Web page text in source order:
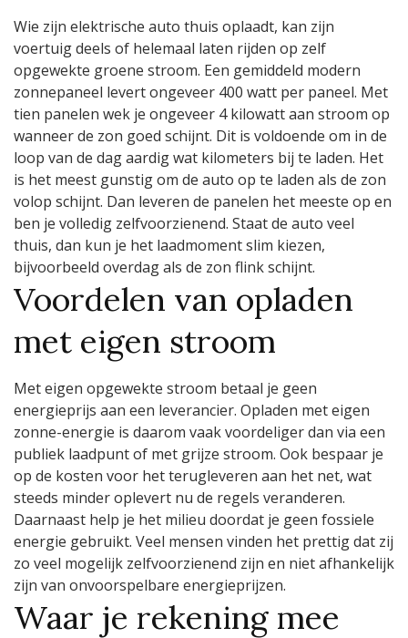
Wie zijn elektrische auto thuis oplaadt, kan zijn
voertuig deels of helemaal laten rijden op zelf
opgewekte groene stroom. Een gemiddeld modern
zonnepaneel levert ongeveer 400 watt per paneel. Met
tien panelen wek je ongeveer 4 kilowatt aan stroom op
wanneer de zon goed schijnt. Dit is voldoende om in de
loop van de dag aardig wat kilometers bij te laden. Het
is het meest gunstig om de auto op te laden als de zon
volop schijnt. Dan leveren de panelen het meeste op en
ben je volledig zelfvoorzienend. Staat de auto veel
thuis, dan kun je het laadmoment slim kiezen,
bijvoorbeeld overdag als de zon flink schijnt.
Voordelen van opladen
met eigen stroom
Met eigen opgewekte stroom betaal je geen
energieprijs aan een leverancier. Opladen met eigen
zonne-energie is daarom vaak voordeliger dan via een
publiek laadpunt of met grijze stroom. Ook bespaar je
op de kosten voor het terugleveren aan het net, wat
steeds minder oplevert nu de regels veranderen.
Daarnaast help je het milieu doordat je geen fossiele
energie gebruikt. Veel mensen vinden het prettig dat zij
zo veel mogelijk zelfvoorzienend zijn en niet afhankelijk
zijn van onvoorspelbare energieprijzen.
Waar je rekening mee